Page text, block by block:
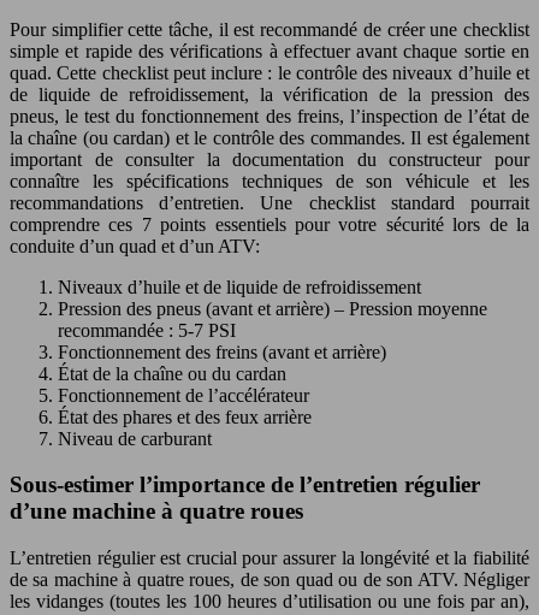
Pour simplifier cette tâche, il est recommandé de créer une checklist
simple et rapide des vérifications à effectuer avant chaque sortie en
quad. Cette checklist peut inclure : le contrôle des niveaux d’huile et
de liquide de refroidissement, la vérification de la pression des
pneus, le test du fonctionnement des freins, l’inspection de l’état de
la chaîne (ou cardan) et le contrôle des commandes. Il est également
important de consulter la documentation du constructeur pour
connaître les spécifications techniques de son véhicule et les
recommandations d’entretien. Une checklist standard pourrait
comprendre ces 7 points essentiels pour votre sécurité lors de la
conduite d’un quad et d’un ATV:
Niveaux d’huile et de liquide de refroidissement
Pression des pneus (avant et arrière) – Pression moyenne
recommandée : 5-7 PSI
Fonctionnement des freins (avant et arrière)
État de la chaîne ou du cardan
Fonctionnement de l’accélérateur
État des phares et des feux arrière
Niveau de carburant
Sous-estimer l’importance de l’entretien régulier
d’une machine à quatre roues
L’entretien régulier est crucial pour assurer la longévité et la fiabilité
de sa machine à quatre roues, de son quad ou de son ATV. Négliger
les vidanges (toutes les 100 heures d’utilisation ou une fois par an),